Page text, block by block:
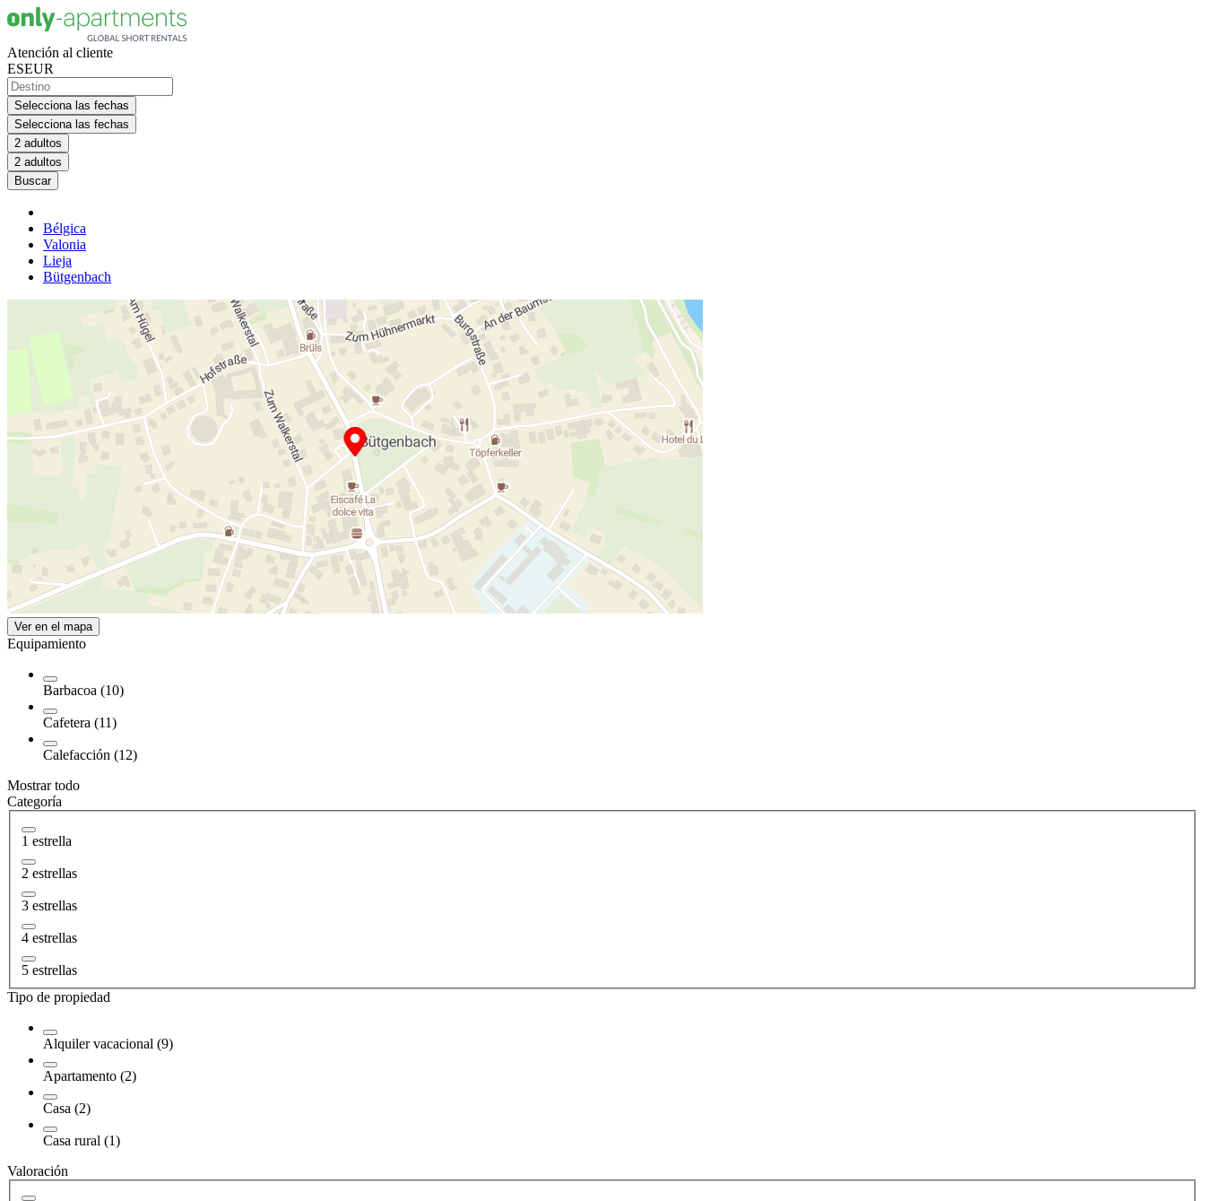
Atención al cliente
ESEUR
Selecciona las fechas
Selecciona las fechas
2 adultos
2 adultos
Buscar
Bélgica
Valonia
Lieja
Bütgenbach
Ver en el mapa
Equipamiento
Barbacoa (10)
Cafetera (11)
Calefacción (12)
Mostrar todo
Categoría
1 estrella
2 estrellas
3 estrellas
4 estrellas
5 estrellas
Tipo de propiedad
Alquiler vacacional (9)
Apartamento (2)
Casa (2)
Casa rural (1)
Valoración